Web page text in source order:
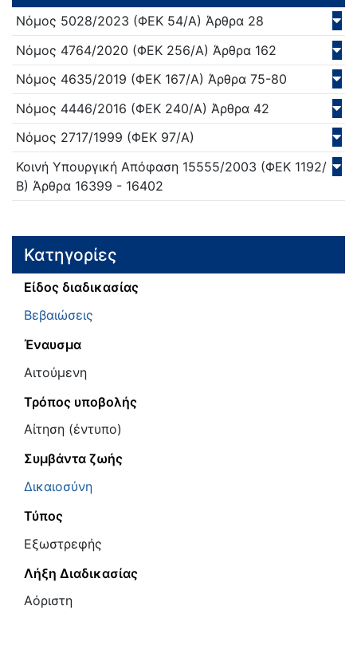
Νόμος 5028/2023 (ΦΕΚ 54/Α) Άρθρα 28
Νόμος 4764/2020 (ΦΕΚ 256/Α) Άρθρα 162
Νόμος 4635/2019 (ΦΕΚ 167/Α) Άρθρα 75-80
Νόμος 4446/2016 (ΦΕΚ 240/Α) Άρθρα 42
Νόμος 2717/1999 (ΦΕΚ 97/Α)
Κοινή Υπουργική Απόφαση 15555/2003 (ΦΕΚ 1192/
Β) Άρθρα 16399 - 16402
Κατηγορίες
Είδος διαδικασίας
Βεβαιώσεις
Έναυσμα
Αιτούμενη
Τρόπος υποβολής
Αίτηση (έντυπο)
Συμβάντα ζωής
Δικαιοσύνη
Τύπος
Εξωστρεφής
Λήξη Διαδικασίας
Αόριστη